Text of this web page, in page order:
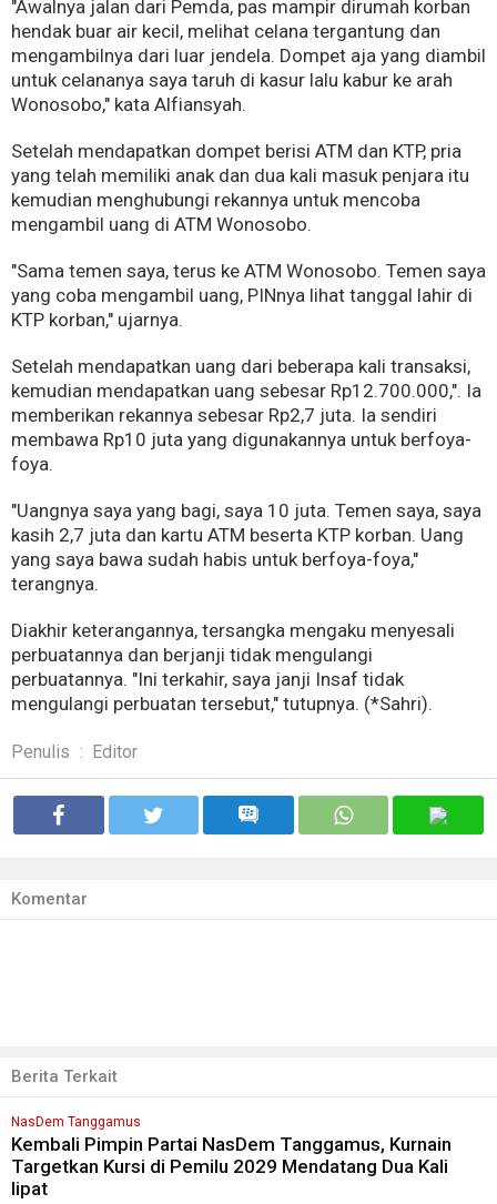
"Awalnya jalan dari Pemda, pas mampir dirumah korban
hendak buar air kecil, melihat celana tergantung dan
mengambilnya dari luar jendela. Dompet aja yang diambil
untuk celananya saya taruh di kasur lalu kabur ke arah
Wonosobo," kata Alfiansyah.
Setelah mendapatkan dompet berisi ATM dan KTP, pria
yang telah memiliki anak dan dua kali masuk penjara itu
kemudian menghubungi rekannya untuk mencoba
mengambil uang di ATM Wonosobo.
"Sama temen saya, terus ke ATM Wonosobo. Temen saya
yang coba mengambil uang, PINnya lihat tanggal lahir di
KTP korban," ujarnya.
Setelah mendapatkan uang dari beberapa kali transaksi,
kemudian mendapatkan uang sebesar Rp12.700.000,". Ia
memberikan rekannya sebesar Rp2,7 juta. Ia sendiri
membawa Rp10 juta yang digunakannya untuk berfoya-
foya.
"Uangnya saya yang bagi, saya 10 juta. Temen saya, saya
kasih 2,7 juta dan kartu ATM beserta KTP korban. Uang
yang saya bawa sudah habis untuk berfoya-foya,"
terangnya.
Diakhir keterangannya, tersangka mengaku menyesali
perbuatannya dan berjanji tidak mengulangi
perbuatannya. "Ini terkahir, saya janji Insaf tidak
mengulangi perbuatan tersebut," tutupnya. (*Sahri).
Penulis : Editor
Komentar
Berita Terkait
NasDem Tanggamus
Kembali Pimpin Partai NasDem Tanggamus, Kurnain
Targetkan Kursi di Pemilu 2029 Mendatang Dua Kali
lipat